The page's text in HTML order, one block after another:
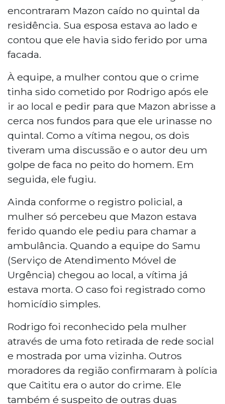
encontraram Mazon caído no quintal da
residência. Sua esposa estava ao lado e
contou que ele havia sido ferido por uma
facada.
À equipe, a mulher contou que o crime
tinha sido cometido por Rodrigo após ele
ir ao local e pedir para que Mazon abrisse a
cerca nos fundos para que ele urinasse no
quintal. Como a vítima negou, os dois
tiveram uma discussão e o autor deu um
golpe de faca no peito do homem. Em
seguida, ele fugiu.
Ainda conforme o registro policial, a
mulher só percebeu que Mazon estava
ferido quando ele pediu para chamar a
ambulância. Quando a equipe do Samu
(Serviço de Atendimento Móvel de
Urgência) chegou ao local, a vítima já
estava morta. O caso foi registrado como
homicídio simples.
Rodrigo foi reconhecido pela mulher
através de uma foto retirada de rede social
e mostrada por uma vizinha. Outros
moradores da região confirmaram à polícia
que Caititu era o autor do crime. Ele
também é suspeito de outras duas